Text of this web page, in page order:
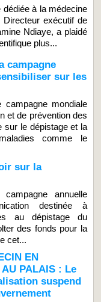
à la médecine
Directeur exécutif de
Ndiaye, a plaidé
plus...
campagne
sur les
mondiale
et de prévention des
sur le dépistage et la
comme le
sur la
annuelle
destinée à
au dépistage du
des fonds pour la
cet...
EN
AU PALAIS : Le
suspend